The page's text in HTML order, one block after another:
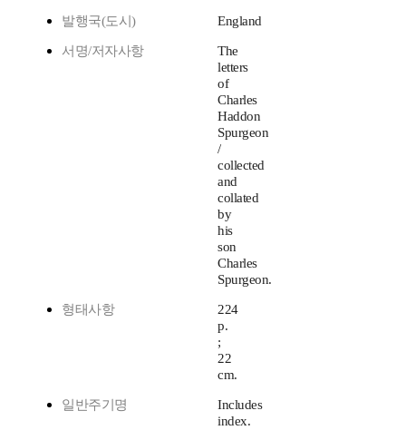
발행국(도시) England
서명/저자사항
The
letters
of
Charles
Haddon
Spurgeon
/
collected
and
collated
by
his
son
Charles
Spurgeon.
형태사항
224
p.
;
22
cm.
일반주기명
Includes
index.